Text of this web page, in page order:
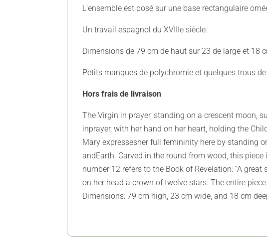
L'ensemble est posé sur une base rectangulaire
Un travail espagnol du XVIIIe siècle.
Dimensions de 79 cm de haut sur 23 de large et 18
Petits manques de polychromie et quelques trous
Hors frais de livraison
The Virgin in prayer, standing on a crescent moon,
inprayer, with her hand on her heart, holding the
Mary expressesher full femininity here by standing
andEarth. Carved in the round from wood, this
number 12 refers to the Book of Revelation: “A
on her head a crown of twelve stars. The entire
Dimensions: 79 cm high, 23 cm wide, and 18 cm